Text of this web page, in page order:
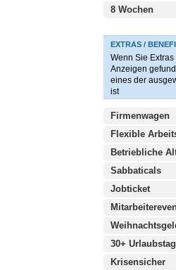
8 Wochen
EXTRAS /
Wenn Sie
Anzeigen
eines der
ist
Firmenwagen
Flexible
Betriebliche
Sabbaticals
Jobticket
30+
Krisensicher